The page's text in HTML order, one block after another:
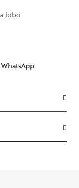
lobo
WhatsApp